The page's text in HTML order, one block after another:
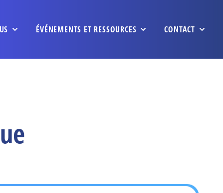
ÉVÉNEMENTS ET RESSOURCES CONTACT